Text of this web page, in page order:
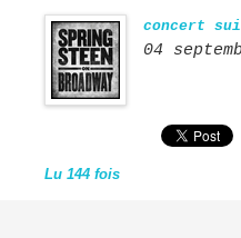
concert
04
Lu 144 fois